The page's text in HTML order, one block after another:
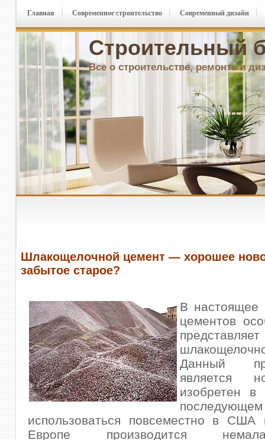
Строительный
Все о строительстве, ремонте и
Главная Современное строительство Современный дизайн
Шлакощелочной цемент — хорошее
забытое старое?
В настоящее
цементов
представляет
Данный
является
изобретен
использоваться повсеместно в
Европе производится